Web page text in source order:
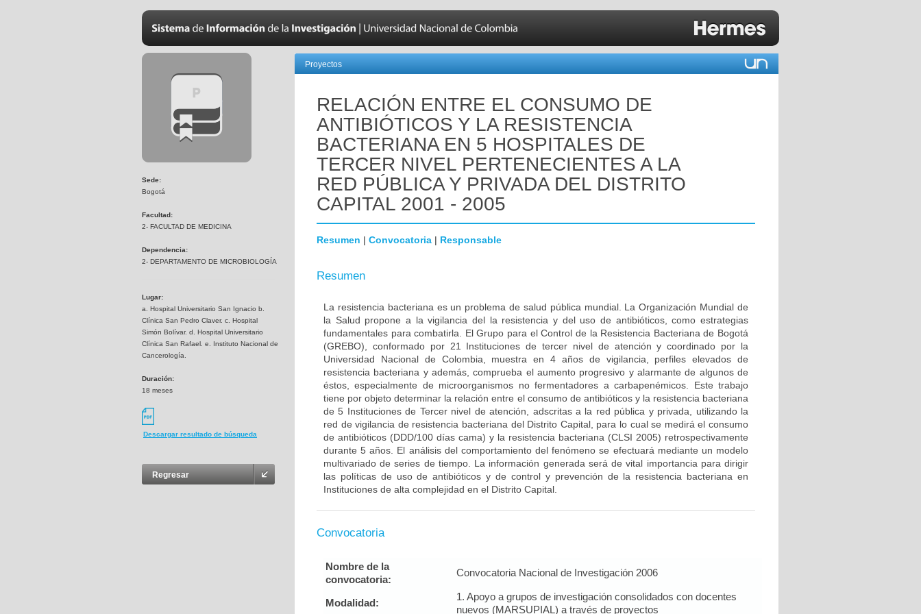
Sede:
Bogotá
Facultad:
2- FACULTAD DE MEDICINA
Dependencia:
2- DEPARTAMENTO DE MICROBIOLOGÍA
Lugar:
a. Hospital Universitario San Ignacio b.
Clínica San Pedro Claver. c. Hospital
Simón Bolívar. d. Hospital Universitario
Clínica San Rafael. e. Instituto Nacional de
Cancerología.
Duración:
18 meses
Descargar resultado de búsqueda
Regresar
Proyectos
RELACIÓN ENTRE EL CONSUMO DE
ANTIBIÓTICOS Y LA RESISTENCIA
BACTERIANA EN 5 HOSPITALES DE
TERCER NIVEL PERTENECIENTES A LA
RED PÚBLICA Y PRIVADA DEL DISTRITO
CAPITAL 2001 - 2005
Resumen | Convocatoria | Responsable
Resumen
La resistencia bacteriana es un problema de salud pública mundial. La Organización Mundial de
la Salud propone a la vigilancia del la resistencia y del uso de antibióticos, como estrategias
fundamentales para combatirla. El Grupo para el Control de la Resistencia Bacteriana de Bogotá
(GREBO), conformado por 21 Instituciones de tercer nivel de atención y coordinado por la
Universidad Nacional de Colombia, muestra en 4 años de vigilancia, perfiles elevados de
resistencia bacteriana y además, comprueba el aumento progresivo y alarmante de algunos de
éstos, especialmente de microorganismos no fermentadores a carbapenémicos. Este trabajo
tiene por objeto determinar la relación entre el consumo de antibióticos y la resistencia bacteriana
de 5 Instituciones de Tercer nivel de atención, adscritas a la red pública y privada, utilizando la
red de vigilancia de resistencia bacteriana del Distrito Capital, para lo cual se medirá el consumo
de antibióticos (DDD/100 días cama) y la resistencia bacteriana (CLSI 2005) retrospectivamente
durante 5 años. El análisis del comportamiento del fenómeno se efectuará mediante un modelo
multivariado de series de tiempo. La información generada será de vital importancia para dirigir
las políticas de uso de antibióticos y de control y prevención de la resistencia bacteriana en
Instituciones de alta complejidad en el Distrito Capital.
Convocatoria
Nombre de la
convocatoria:
Convocatoria Nacional de Investigación 2006
Modalidad:
1. Apoyo a grupos de investigación consolidados con docentes
nuevos (MARSUPIAL) a través de proyectos